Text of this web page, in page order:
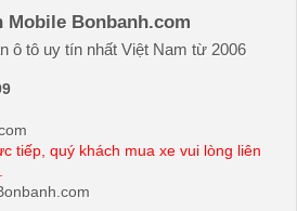
Mobile Bonbanh.com
ô tôuy tín nhất Việt Nam từ 2006
tiếp, quý khách mua xe vui lòng liên